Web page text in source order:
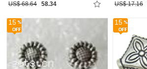
US$ 68.64 58.34 US$ 17.16
15 15